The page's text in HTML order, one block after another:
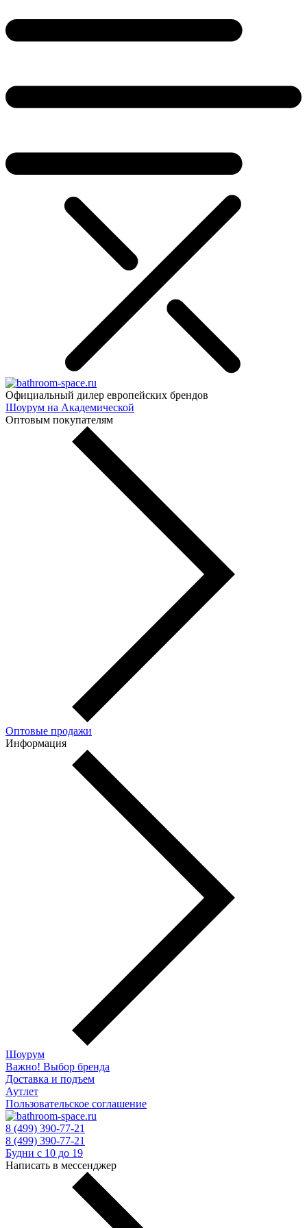
Официальный дилер европейских брендов
Шоурум на Академической
Оптовым покупателям
Оптовые продажи
Информация
Шоурум
Важно! Выбор бренда
Доставка и подъем
Аутлет
Пользовательское соглашение
8 (499) 390-77-21
8 (499) 390-77-21
Будни с 10 до 19
Написать в мессенджер